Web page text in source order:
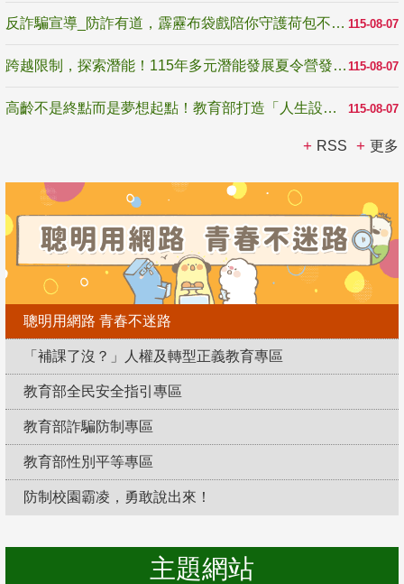
115-08-07
反詐騙宣導_防詐有道，霹靂布袋戲陪你守護荷包不受騙
115-08-07
跨越限制，探索潛能！115年多元潛能發展夏令營發掘生命無限可能
115-08-07
高齡不是終點而是夢想起點！教育部打造「人生設計夢工場」 參展第3屆高齡健康產業博覽會
RSS 更多
聰明用網路 青春不迷路
「補課了沒？」人權及轉型正義教育專區
教育部全民安全指引專區
教育部詐騙防制專區
教育部性別平等專區
防制校園霸凌，勇敢說出來！
主題網站